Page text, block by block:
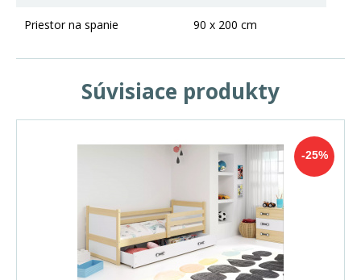
Priestor na spanie 90 x 200 cm
Súvisiace produkty
-25%